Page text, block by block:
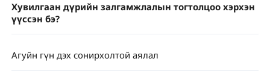
Хувилгаан дүрийн залгамжлалын тогтолцоо хэрхэн
үүссэн бэ?
Агуйн гүн дэх сонирхолтой аялал